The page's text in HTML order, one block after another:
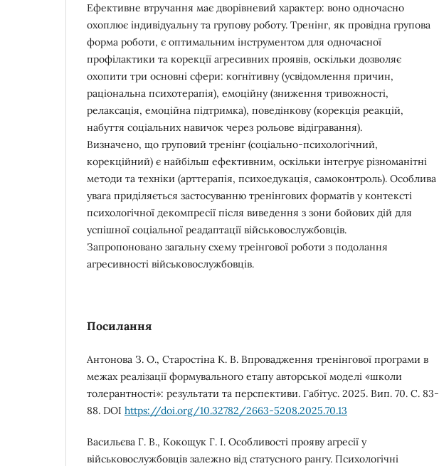
Ефективне втручання має дворівневий характер: воно одночасно
охоплює індивідуальну та групову роботу. Тренінг, як провідна групова
форма роботи, є оптимальним інструментом для одночасної
профілактики та корекції агресивних проявів, оскільки дозволяє
охопити три основні сфери: когнітивну (усвідомлення причин,
раціональна психотерапія), емоційну (зниження тривожності,
релаксація, емоційна підтримка), поведінкову (корекція реакцій,
набуття соціальних навичок через рольове відігравання).
Визначено, що груповий тренінг (соціально-психологічний,
корекційний) є найбільш ефективним, оскільки інтегрує різноманітні
методи та техніки (арттерапія, психоедукація, самоконтроль). Особлива
увага приділяється застосуванню тренінгових форматів у контексті
психологічної декомпресії після виведення з зони бойових дій для
успішної соціальної реадаптації військовослужбовців.
Запропоновано загальну схему треінгової роботи з подолання
агресивності військовослужбовців.
Посилання
Антонова З. О., Старостіна К. В. Впровадження тренінгової програми в
межах реалізації формувального етапу авторської моделі «школи
толерантності»: результати та перспективи. Габітус. 2025. Вип. 70. С. 83-
88. DOI https://doi.org/10.32782/2663-5208.2025.70.13
Васильєва Г. В., Кокощук Г. І. Особливості прояву агресії у
військовослужбовців залежно від статусного рангу. Психологічні